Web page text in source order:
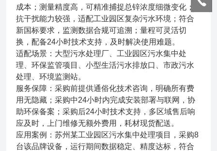
成本；测量精度高，可精准捕捉总锌浓度细微变化；
抗干扰能力较强，适配工业园区复杂污水环境；符合
新国标要求，监测数据合规可追溯；量程可灵活切
换，配备24小时技术支持，及时解决使用难题。
适配场景：大型污水处理厂、工业园区污水集中处
理、环保监管项目、小型生活污水排放口、市政污水
处理、环境监测站。
服务保障：采购前提供通俗化技术咨询，明确所有费
用无隐藏；采购中24小时内完成安装部署与联网，协
助环保备案；采购后24小时技术支持，多区域售后响
应及时，上门维修无额外费用，耗材现货配送。
应用案例：苏州某工业园区污水集中处理项目，采购8
台该品牌设备，运行期间数据稳定、精度达标，符合